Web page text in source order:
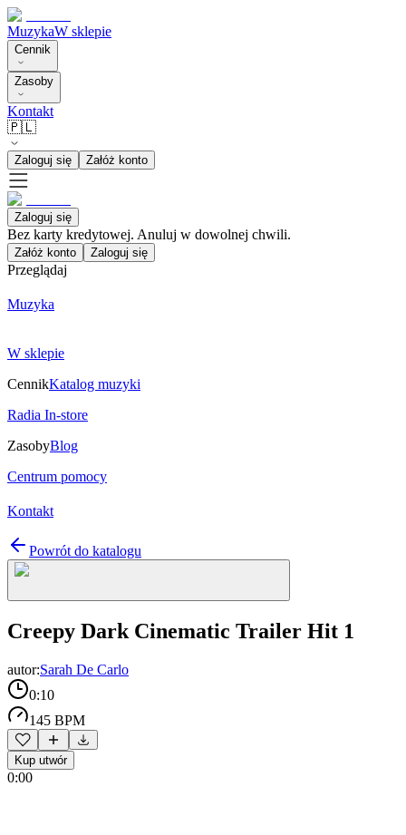
MuzykaW sklepie
Cennik
Zasoby
Kontakt
🇵🇱
Zaloguj się Załóż konto
Zaloguj się
Bez karty kredytowej. Anuluj w dowolnej chwili.
Załóż konto Zaloguj się
Przeglądaj
Muzyka
W sklepie
CennikKatalog muzyki
Radia In-store
ZasobyBlog
Centrum pomocy
Kontakt
Powrót do katalogu
Creepy Dark Cinematic Trailer Hit 1
autor:Sarah De Carlo
0:10
145 BPM
Kup utwór
0:00